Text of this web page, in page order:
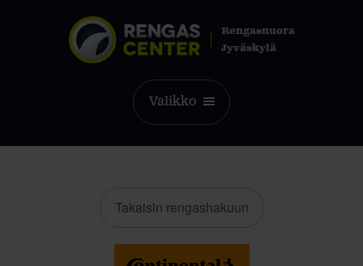
Rengasnuora
Jyväskylä
Valikko
Takaisin rengashakuun